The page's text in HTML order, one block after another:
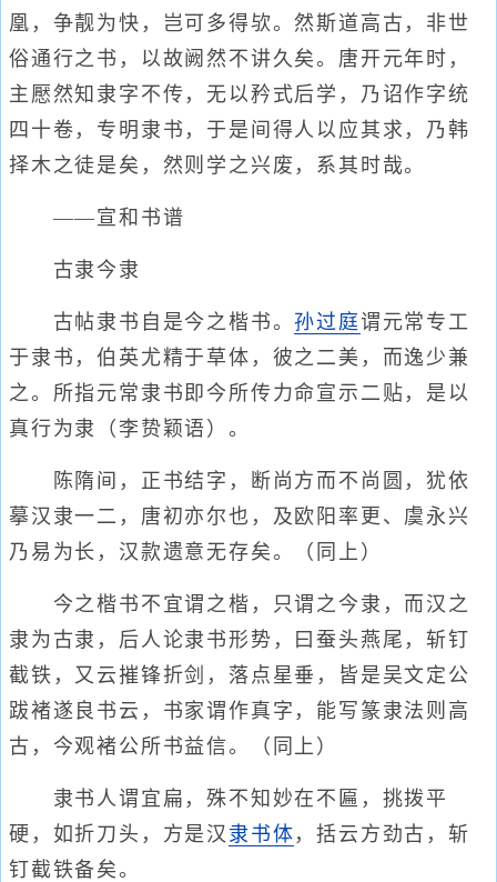
凰，争靓为快，岂可多得欤。然斯道高古，非世
俗通行之书，以故阙然不讲久矣。唐开元年时，
主懕然知隶字不传，无以矜式后学，乃诏作字统
四十卷，专明隶书，于是间得人以应其求，乃韩
择木之徒是矣，然则学之兴废，系其时哉。
——宣和书谱
古隶今隶
古帖隶书自是今之楷书。孙过庭谓元常专工
于隶书，伯英尤精于草体，彼之二美，而逸少兼
之。所指元常隶书即今所传力命宣示二贴，是以
真行为隶（李贽颖语）。
陈隋间，正书结字，断尚方而不尚圆，犹依
摹汉隶一二，唐初亦尔也，及欧阳率更、虞永兴
乃易为长，汉款遗意无存矣。（同上）
今之楷书不宜谓之楷，只谓之今隶，而汉之
隶为古隶，后人论隶书形势，曰蚕头燕尾，斩钉
截铁，又云摧锋折剑，落点星垂，皆是吴文定公
跋褚遂良书云，书家谓作真字，能写篆隶法则高
古，今观褚公所书益信。（同上）
隶书人谓宜扁，殊不知妙在不匾，挑拨平
硬，如折刀头，方是汉 隶书体 ，括云方劲古，斩
钉截铁备矣。